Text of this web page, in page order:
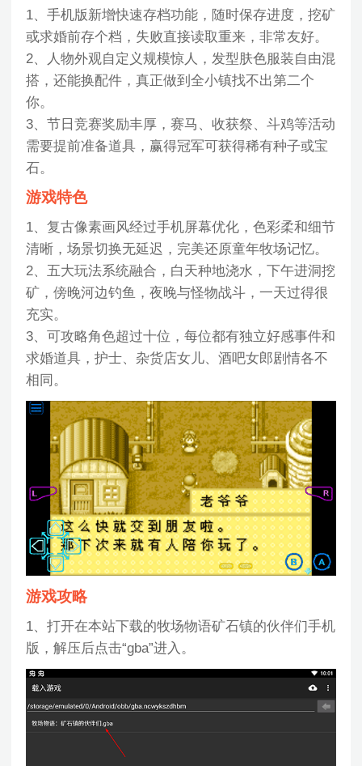
1、手机版新增快速存档功能，随时保存进度，挖矿
或求婚前存个档，失败直接读取重来，非常友好。
2、人物外观自定义规模惊人，发型肤色服装自由混
搭，还能换配件，真正做到全小镇找不出第二个
你。
3、节日竞赛奖励丰厚，赛马、收获祭、斗鸡等活动
需要提前准备道具，赢得冠军可获得稀有种子或宝
石。
游戏特色
1、复古像素画风经过手机屏幕优化，色彩柔和细节
清晰，场景切换无延迟，完美还原童年牧场记忆。
2、五大玩法系统融合，白天种地浇水，下午进洞挖
矿，傍晚河边钓鱼，夜晚与怪物战斗，一天过得很
充实。
3、可攻略角色超过十位，每位都有独立好感事件和
求婚道具，护士、杂货店女儿、酒吧女郎剧情各不
相同。
游戏攻略
1、打开在本站下载的牧场物语矿石镇的伙伴们手机
版，解压后点击“gba”进入。